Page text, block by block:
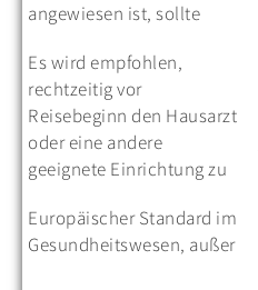
angewiesen ist, sollte
Es wird empfohlen,
rechtzeitig vor
Reisebeginn den Hausarzt
oder eine andere
geeignete Einrichtung zu
kontaktieren, um sich
über
Europäischer Standard im
Gesundheitswesen, außer